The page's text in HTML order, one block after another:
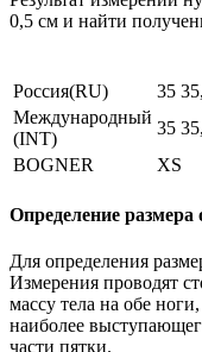
0,5 см и найти
Россия(RU) 35
Международный
(INT)
35
BOGNER
XS
Определение размера
Для определения
Измерения проводят
массу тела на обе
наиболее
части пятки.